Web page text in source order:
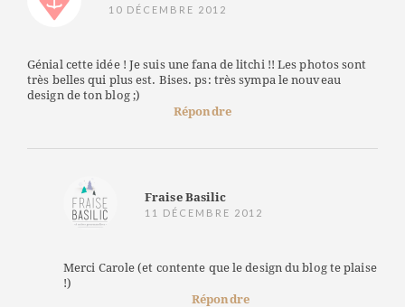
10 DÉCEMBRE 2012
Génial cette idée ! Je suis une fana de litchi !! Les photos sont
très belles qui plus est. Bises. ps: très sympa le nouveau
design de ton blog ;)
Répondre
Fraise Basilic
11 DÉCEMBRE 2012
Merci Carole (et contente que le design du blog te plaise
!)
Répondre